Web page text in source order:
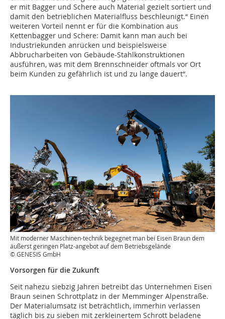
er mit Bagger und Schere auch Material gezielt sortiert und
damit den betrieblichen Materialfluss beschleunigt.“ Einen
weiteren Vorteil nennt er für die Kombination aus
Kettenbagger und Schere: Damit kann man auch bei
Industriekunden anrücken und beispielsweise
Abbrucharbeiten von Gebäude-Stahlkonstruktionen
ausführen, was mit dem Brennschneider oftmals vor Ort
beim Kunden zu gefährlich ist und zu lange dauert“.
Mit moderner Maschinen-technik begegnet man bei Eisen Braun dem
äußerst geringen Platz-angebot auf dem Betriebsgelände
© GENESIS GmbH
Vorsorgen für die Zukunft
Seit nahezu siebzig Jahren betreibt das Unternehmen Eisen
Braun seinen Schrottplatz in der Memminger Alpenstraße.
Der Materialumsatz ist beträchtlich, immerhin verlassen
täglich bis zu sieben mit zerkleinertem Schrott beladene